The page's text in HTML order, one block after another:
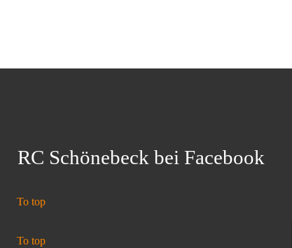
RC Schönebeck bei Facebook
To top
To top